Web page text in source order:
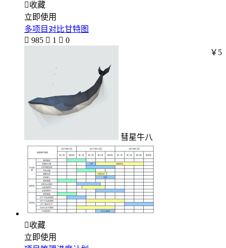
收藏
立即使用
多项目对比甘特图
 985  1  0
彗星牛八
￥5
收藏
立即使用